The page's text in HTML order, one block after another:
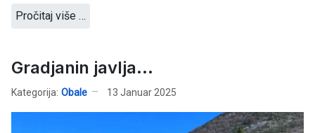
Pročitaj više …
Gradjanin javlja...
Kategorija: Obale 13 Januar 2025